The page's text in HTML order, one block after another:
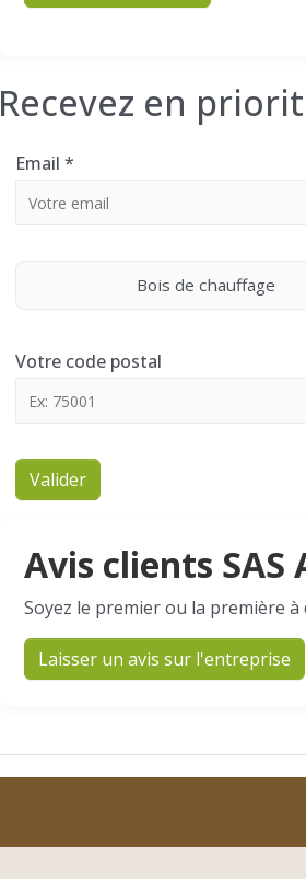
Recevez en
Email *
Bois de chauffage
Votre code postal
Valider
Avis clients SAS
Soyez le premier ou la première
Laisser un avis sur l'entreprise